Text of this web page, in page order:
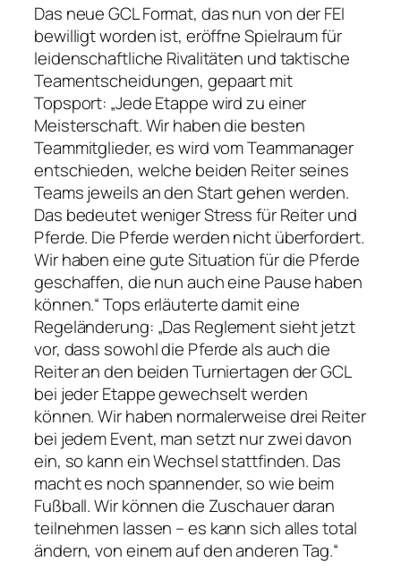
Das neue GCL Format, das nun von der FEI
bewilligt worden ist, eröffne Spielraum für
leidenschaftliche Rivalitäten und taktische
Teamentscheidungen, gepaart mit
Topsport: „Jede Etappe wird zu einer
Meisterschaft. Wir haben die besten
Teammitglieder, es wird vom Teammanager
entschieden, welche beiden Reiter seines
Teams jeweils an den Start gehen werden.
Das bedeutet weniger Stress für Reiter und
Pferde. Die Pferde werden nicht überfordert.
Wir haben eine gute Situation für die Pferde
geschaffen, die nun auch eine Pause haben
können.“ Tops erläuterte damit eine
Regeländerung: „Das Reglement sieht jetzt
vor, dass sowohl die Pferde als auch die
Reiter an den beiden Turniertagen der GCL
bei jeder Etappe gewechselt werden
können. Wir haben normalerweise drei Reiter
bei jedem Event, man setzt nur zwei davon
ein, so kann ein Wechsel stattfinden. Das
macht es noch spannender, so wie beim
Fußball. Wir können die Zuschauer daran
teilnehmen lassen – es kann sich alles total
ändern, von einem auf den anderen Tag.“